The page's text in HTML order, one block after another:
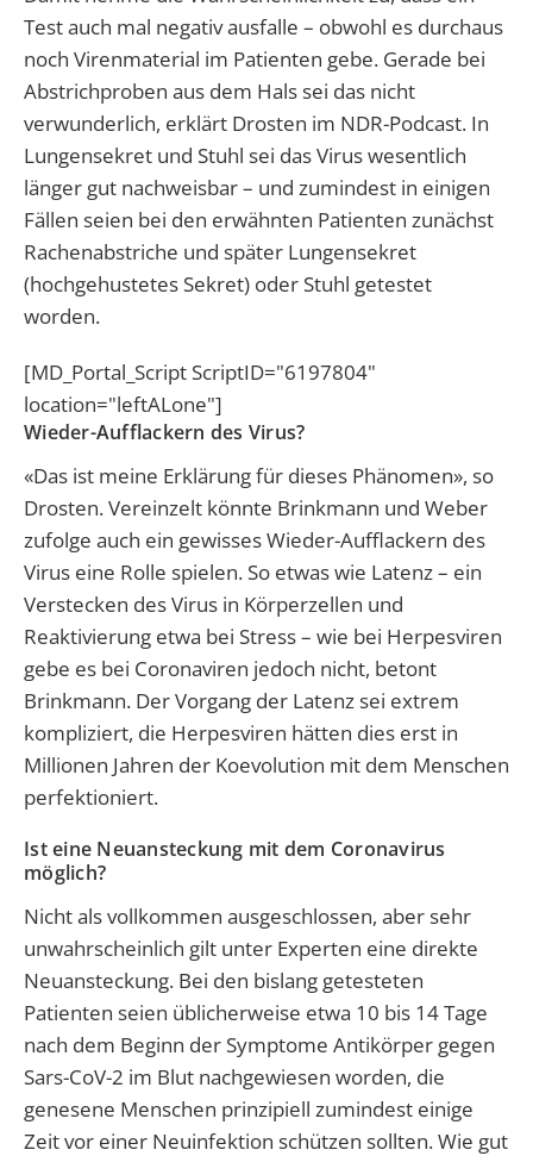
Test auch mal negativ ausfalle – obwohl es durchaus
noch Virenmaterial im Patienten gebe. Gerade bei
Abstrichproben aus dem Hals sei das nicht
verwunderlich, erklärt Drosten im NDR-Podcast. In
Lungensekret und Stuhl sei das Virus wesentlich
länger gut nachweisbar – und zumindest in einigen
Fällen seien bei den erwähnten Patienten zunächst
Rachenabstriche und später Lungensekret
(hochgehustetes Sekret) oder Stuhl getestet
worden.
[MD_Portal_Script ScriptID="6197804"
location="leftALone"]
Wieder-Aufflackern des Virus?
«Das ist meine Erklärung für dieses Phänomen», so
Drosten. Vereinzelt könnte Brinkmann und Weber
zufolge auch ein gewisses Wieder-Aufflackern des
Virus eine Rolle spielen. So etwas wie Latenz – ein
Verstecken des Virus in Körperzellen und
Reaktivierung etwa bei Stress – wie bei Herpesviren
gebe es bei Coronaviren jedoch nicht, betont
Brinkmann. Der Vorgang der Latenz sei extrem
kompliziert, die Herpesviren hätten dies erst in
Millionen Jahren der Koevolution mit dem Menschen
perfektioniert.
Ist eine Neuansteckung mit dem Coronavirus
möglich?
Nicht als vollkommen ausgeschlossen, aber sehr
unwahrscheinlich gilt unter Experten eine direkte
Neuansteckung. Bei den bislang getesteten
Patienten seien üblicherweise etwa 10 bis 14 Tage
nach dem Beginn der Symptome Antikörper gegen
Sars-CoV-2 im Blut nachgewiesen worden, die
genesene Menschen prinzipiell zumindest einige
Zeit vor einer Neuinfektion schützen sollten. Wie gut